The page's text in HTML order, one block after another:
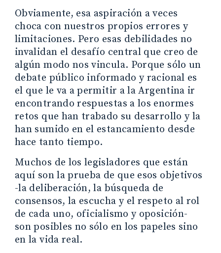
Obviamente, esa aspiración a veces
choca con nuestros propios errores y
limitaciones. Pero esas debilidades no
invalidan el desafío central que creo de
algún modo nos vincula. Porque sólo un
debate público informado y racional es
el que le va a permitir a la Argentina ir
encontrando respuestas a los enormes
retos que han trabado su desarrollo y la
han sumido en el estancamiento desde
hace tanto tiempo.
Muchos de los legisladores que están
aquí son la prueba de que esos objetivos
-la deliberación, la búsqueda de
consensos, la escucha y el respeto al rol
de cada uno, oficialismo y oposición-
son posibles no sólo en los papeles sino
en la vida real.